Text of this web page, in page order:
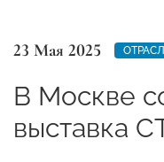
23 Мая 2025
В Москве
выставка